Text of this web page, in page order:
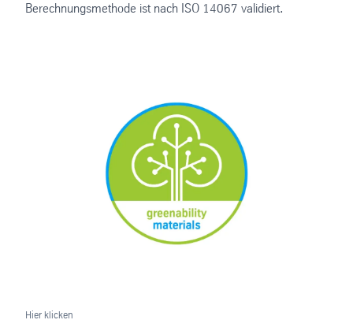
Berechnungsmethode ist nach ISO 14067 validiert.
Hier klicken